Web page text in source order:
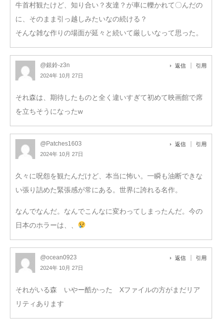
牛首村観たけど、知り合い？友達？が車に轢かれて〇んだの
に、そのまま引っ越しみたいなの続ける？
そんな雑な作りの場面が延々と続いて厳しいなって思った。
@銀鈴-z3n
2024年 10月 27日
返信 引用
それ森は、期待したものと全く違いすぎて初めて映画館で席
を立ちそうになったw
@Patches1603
2024年 10月 27日
返信 引用
久々に呪怨を観たんだけど、本当に怖い。一瞬も油断できな
い張り詰めた緊張感が常にある。世界に誇れる名作。
なんでなんだ。なんでこんなに変わってしまったんだ。今の
日本のホラーは、、
@ocean0923
2024年 10月 27日
返信 引用
それがいる森 いやー酷かった Xファイルの方がまだリア
リティあります